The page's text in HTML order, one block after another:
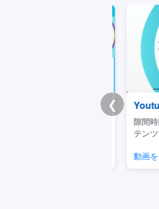
❮
隙間時
テンツ
動画を